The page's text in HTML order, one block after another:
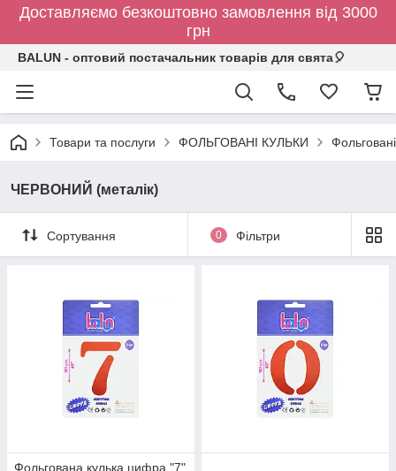
Доставляємо безкоштовно замовлення від 3000
грн
BALUN - оптовий постачальник товарів для свята🎈
Товари та послуги ФОЛЬГОВАНІ КУЛЬКИ
ЧЕРВОНИЙ (металік)
Сортування 0 Фільтри
Фольгована кулька цифра "7"